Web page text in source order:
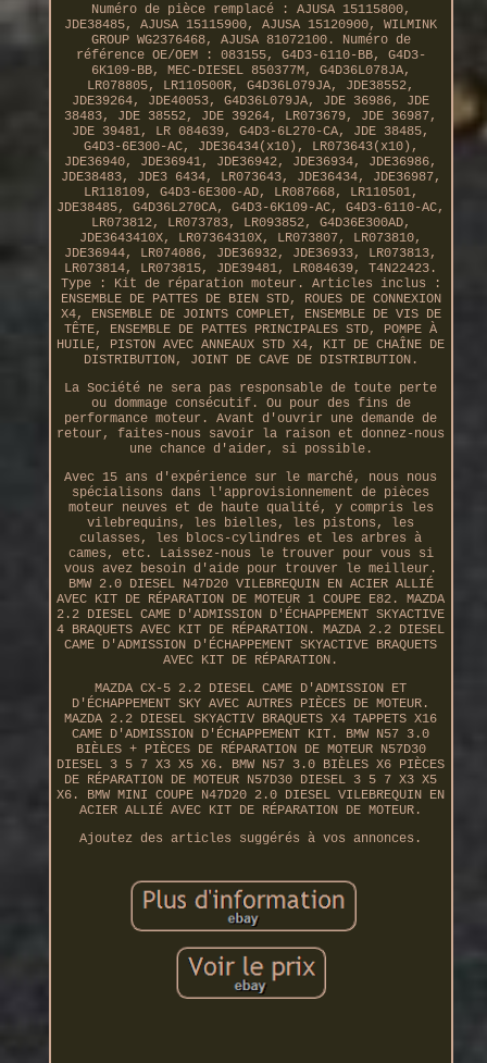
Numéro de pièce remplacé : AJUSA 15115800,
JDE38485, AJUSA 15115900, AJUSA 15120900, WILMINK
GROUP WG2376468, AJUSA 81072100. Numéro de
référence OE/OEM : 083155, G4D3-6110-BB, G4D3-
6K109-BB, MEC-DIESEL 850377M, G4D36L078JA,
LR078805, LR110500R, G4D36L079JA, JDE38552,
JDE39264, JDE40053, G4D36L079JA, JDE 36986, JDE
38483, JDE 38552, JDE 39264, LR073679, JDE 36987,
JDE 39481, LR 084639, G4D3-6L270-CA, JDE 38485,
G4D3-6E300-AC, JDE36434(x10), LR073643(x10),
JDE36940, JDE36941, JDE36942, JDE36934, JDE36986,
JDE38483, JDE3 6434, LR073643, JDE36434, JDE36987,
LR118109, G4D3-6E300-AD, LR087668, LR110501,
JDE38485, G4D36L270CA, G4D3-6K109-AC, G4D3-6110-AC,
LR073812, LR073783, LR093852, G4D36E300AD,
JDE3643410X, LR07364310X, LR073807, LR073810,
JDE36944, LR074086, JDE36932, JDE36933, LR073813,
LR073814, LR073815, JDE39481, LR084639, T4N22423.
Type : Kit de réparation moteur. Articles inclus :
ENSEMBLE DE PATTES DE BIEN STD, ROUES DE CONNEXION
X4, ENSEMBLE DE JOINTS COMPLET, ENSEMBLE DE VIS DE
TÊTE, ENSEMBLE DE PATTES PRINCIPALES STD, POMPE À
HUILE, PISTON AVEC ANNEAUX STD X4, KIT DE CHAÎNE DE
DISTRIBUTION, JOINT DE CAVE DE DISTRIBUTION.
La Société ne sera pas responsable de toute perte
ou dommage consécutif. Ou pour des fins de
performance moteur. Avant d'ouvrir une demande de
retour, faites-nous savoir la raison et donnez-nous
une chance d'aider, si possible.
Avec 15 ans d'expérience sur le marché, nous nous
spécialisons dans l'approvisionnement de pièces
moteur neuves et de haute qualité, y compris les
vilebrequins, les bielles, les pistons, les
culasses, les blocs-cylindres et les arbres à
cames, etc. Laissez-nous le trouver pour vous si
vous avez besoin d'aide pour trouver le meilleur.
BMW 2.0 DIESEL N47D20 VILEBREQUIN EN ACIER ALLIÉ
AVEC KIT DE RÉPARATION DE MOTEUR 1 COUPE E82. MAZDA
2.2 DIESEL CAME D'ADMISSION D'ÉCHAPPEMENT SKYACTIVE
4 BRAQUETS AVEC KIT DE RÉPARATION. MAZDA 2.2 DIESEL
CAME D'ADMISSION D'ÉCHAPPEMENT SKYACTIVE BRAQUETS
AVEC KIT DE RÉPARATION.
MAZDA CX-5 2.2 DIESEL CAME D'ADMISSION ET
D'ÉCHAPPEMENT SKY AVEC AUTRES PIÈCES DE MOTEUR.
MAZDA 2.2 DIESEL SKYACTIV BRAQUETS X4 TAPPETS X16
CAME D'ADMISSION D'ÉCHAPPEMENT KIT. BMW N57 3.0
BIÈLES + PIÈCES DE RÉPARATION DE MOTEUR N57D30
DIESEL 3 5 7 X3 X5 X6. BMW N57 3.0 BIÈLES X6 PIÈCES
DE RÉPARATION DE MOTEUR N57D30 DIESEL 3 5 7 X3 X5
X6. BMW MINI COUPE N47D20 2.0 DIESEL VILEBREQUIN EN
ACIER ALLIÉ AVEC KIT DE RÉPARATION DE MOTEUR.
Ajoutez des articles suggérés à vos annonces.